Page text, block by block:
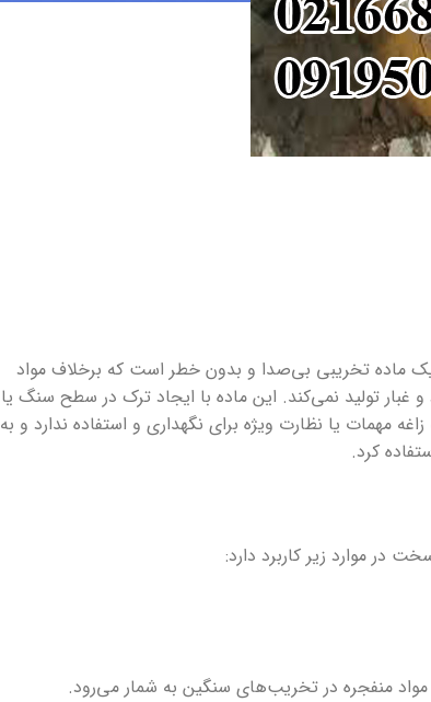
ماده تخریبی بی‌صدا و بدون خطر است که برخلاف مواد
غبار تولید نمی‌کند. این ماده با ایجاد ترک در سطح سنگ یا
یا نظارت ویژه برای نگهداری و استفاده ندارد و به
کرد.
موارد زیر کاربرد دارد:
مواد منفجره در تخریب‌های سنگین به شمار می‌رود.